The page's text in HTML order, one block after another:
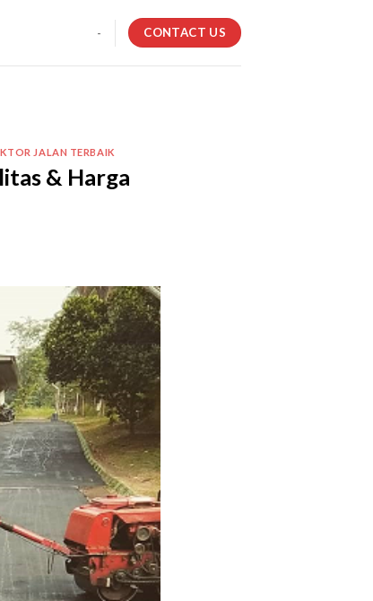
- CONTACT US
JALAN TERBAIK
& Harga